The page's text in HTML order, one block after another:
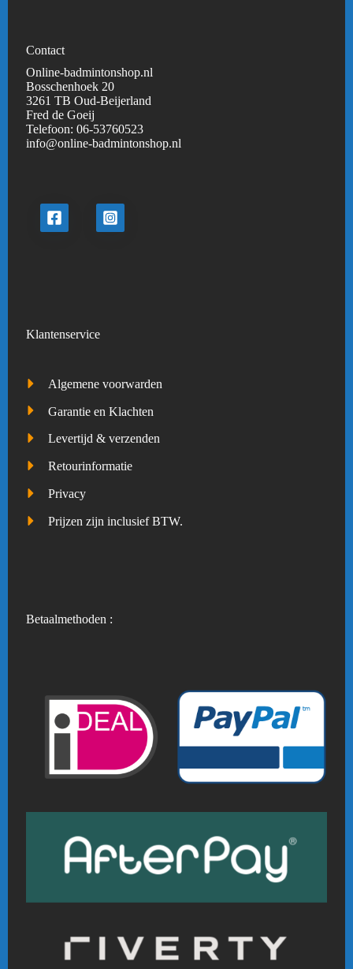
Contact
Online-badmintonshop.nl
Bosschenhoek 20
3261 TB Oud-Beijerland
Fred de Goeij
Telefoon:06-53760523
info@online-badmintonshop.nl
Klantenservice
Algemene voorwarden
Garantie en Klachten
Levertijd & verzenden
Retourinformatie
Privacy
Prijzen zijn inclusief BTW.
Betaalmethoden :